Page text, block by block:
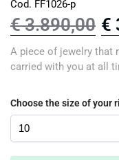
Cod. FF1026-p
€3.890,00 €
A piece of jewelry that
carried with you at all
Choose the size of your